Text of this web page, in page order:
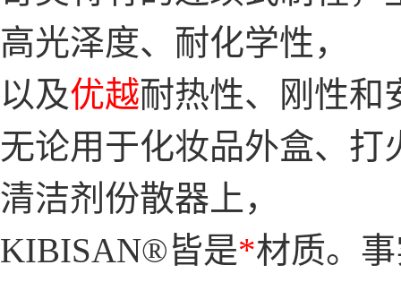
高光泽度、耐化学性，
以及优越耐热性、刚性和
无论用于化妆品外盒、
清洁剂份散器上，
KIBISAN®皆是*材质。